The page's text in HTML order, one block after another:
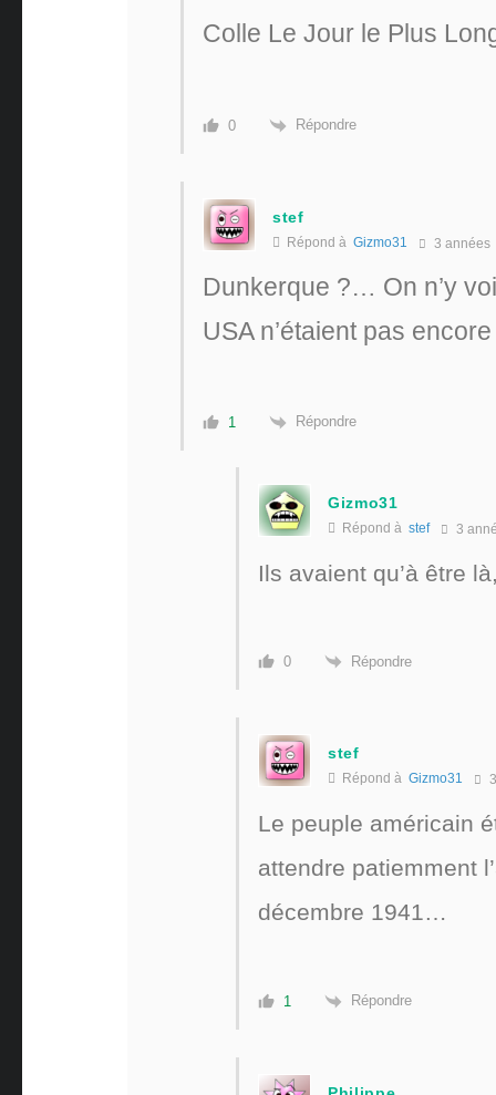
Colle Le Jour le Plus
0 Répondre
stef
Répond à Gizmo31 3 années
Dunkerque ?… On n’y
USA n’étaient pas
1 Répondre
Gizmo31
Répond à stef 3
Ils avaient qu’à être
0 Répondre
stef
Répond à Gizmo31
Le peuple américain
attendre patiemment
décembre 1941…
1 Répondre